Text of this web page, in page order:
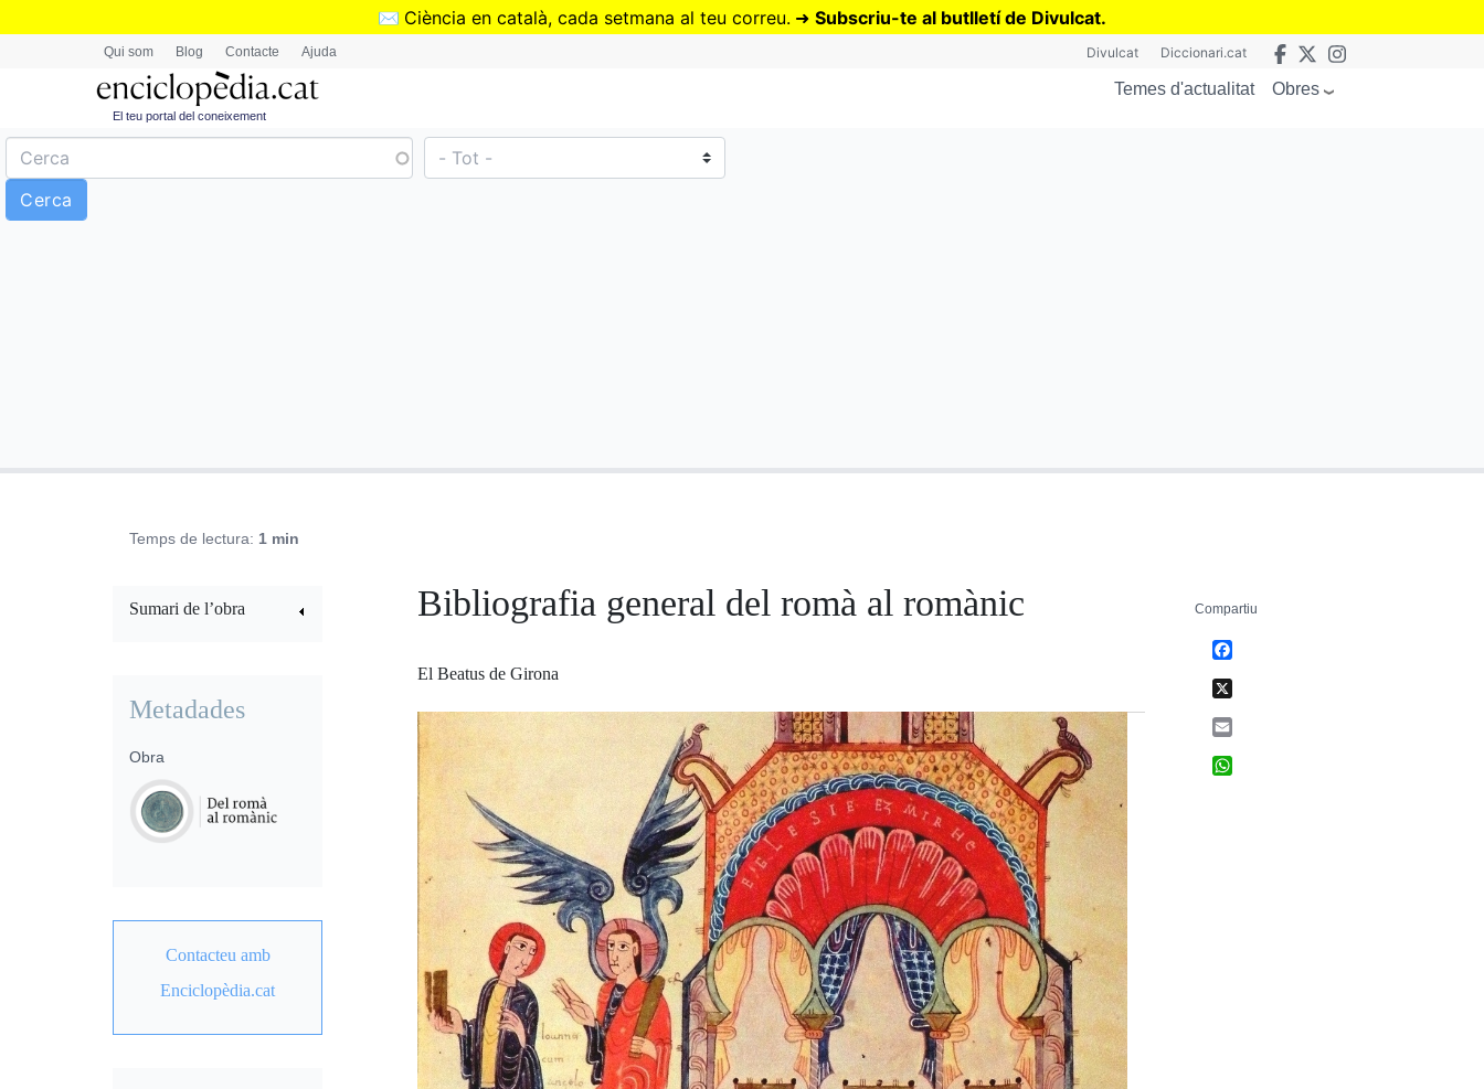
Vés
✉️ Ciència en català, cada setmana al teu correu. ➜ Subscriu-te al butlletí de Divulcat.
Qui som Blog Contacte Ajuda Divulcat Diccionari.cat
El teu portal del coneixement
Temes d'actualitat Obres
Temps de lectura: 1 min
Bibliografia general del romà al romànic
El Beatus de Girona
Sumari de l’obra
Metadades
Obra
Contacteu amb
Enciclopèdia.cat
Compartiu